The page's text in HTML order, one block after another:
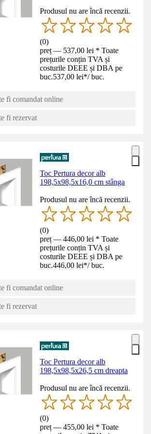
Produsul nu are încă recenzii.
(0)
preț — 537,00 lei * Toate
prețurile conțin TVA și
costurile DEEE și DBA pe
buc.537,00 lei*/ buc.
fi comandat online
fi rezervat
Toc Pertura decor alb
198,5x98,5x16,0 cm stânga
Produsul nu are încă recenzii.
(0)
preț — 446,00 lei * Toate
prețurile conțin TVA și
costurile DEEE și DBA pe
buc.446,00 lei*/ buc.
fi comandat online
fi rezervat
Toc Pertura decor alb
198,5x98,5x26,5 cm dreapta
Produsul nu are încă recenzii.
(0)
preț — 455,00 lei * Toate